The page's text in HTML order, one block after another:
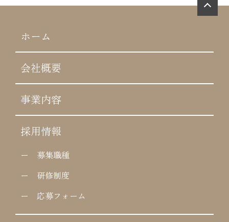
ホーム
会社概要
事業内容
採用情報
ー 募集職種
ー 研修制度
ー 応募フォーム